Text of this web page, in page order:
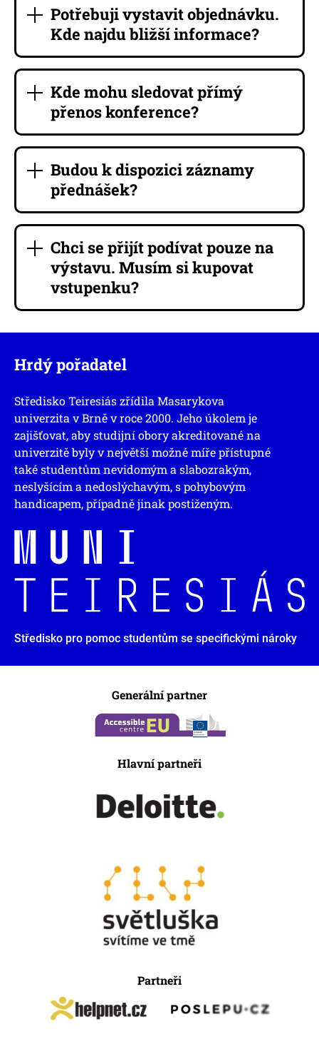
Potřebuji vystavit objednávku.
Kde najdu bližší informace?
Kde mohu sledovat přímý
přenos konference?
Budou k dispozici záznamy
přednášek?
Chci se přijít podívat pouze na
výstavu. Musím si kupovat
vstupenku?
Hrdý pořadatel
Středisko Teiresiás zřídila Masarykova
univerzita v Brně v roce 2000. Jeho úkolem je
zajišťovat, aby studijní obory akreditované na
univerzitě byly v největší možné míře přístupné
také studentům nevidomým a slabozrakým,
neslyšícím a nedoslýchavým, s pohybovým
handicapem, případně jinak postiženým.
Středisko pro pomoc studentům se specifickými nároky
Generální partner
Hlavní partneři
Partneři